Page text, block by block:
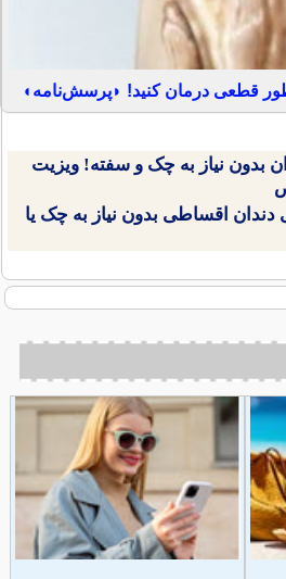
قطعی درمان کنید! ◗پرسش‌نامه◖
بدون نیاز به چک و سفته! ویزیت
دندان اقساطی بدون نیاز به چک یا